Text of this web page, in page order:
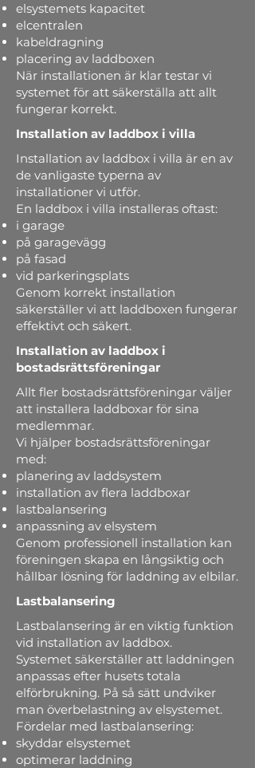
elsystemets kapacitet
elcentralen
kabeldragning
placering av laddboxen
När installationen är klar testar vi
systemet för att säkerställa att allt
fungerar korrekt.
Installation av laddbox i villa
Installation av laddbox i villa är en av
de vanligaste typerna av
installationer vi utför.
En laddbox i villa installeras oftast:
i garage
på garagevägg
på fasad
vid parkeringsplats
Genom korrekt installation
säkerställer vi att laddboxen fungerar
effektivt och säkert.
Installation av laddbox i
bostadsrättsföreningar
Allt fler bostadsrättsföreningar väljer
att installera laddboxar för sina
medlemmar.
Vi hjälper bostadsrättsföreningar
med:
planering av laddsystem
installation av flera laddboxar
lastbalansering
anpassning av elsystem
Genom professionell installation kan
föreningen skapa en långsiktig och
hållbar lösning för laddning av elbilar.
Lastbalansering
Lastbalansering är en viktig funktion
vid installation av laddbox.
Systemet säkerställer att laddningen
anpassas efter husets totala
elförbrukning. På så sätt undviker
man överbelastning av elsystemet.
Fördelar med lastbalansering:
skyddar elsystemet
optimerar laddning